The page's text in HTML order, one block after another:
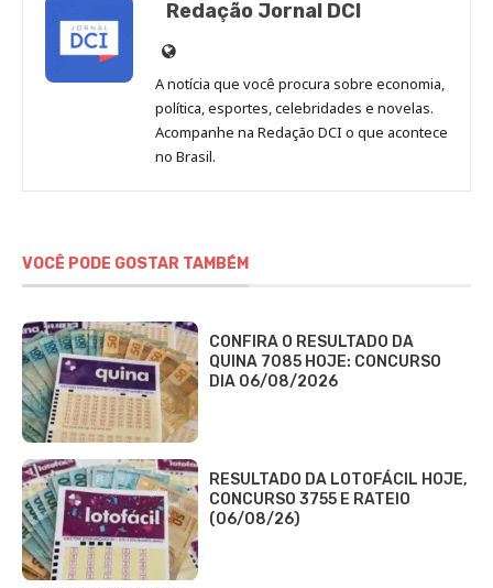
Redação Jornal DCI
Site
de
Redação
Jornal
DCI
A notícia que você procura sobre economia,
política, esportes, celebridades e novelas.
Acompanhe na Redação DCI o que acontece
no Brasil.
VOCÊ PODE GOSTAR TAMBÉM
CONFIRA O RESULTADO DA
QUINA 7085 HOJE: CONCURSO
DIA 06/08/2026
RESULTADO DA LOTOFÁCIL HOJE,
CONCURSO 3755 E RATEIO
(06/08/26)